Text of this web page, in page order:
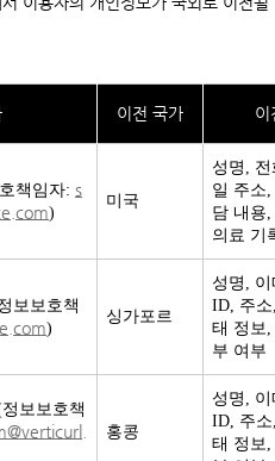
이전 국가 이
책임자: s
)
미국
성명,
일 주소
담 내용
의료 기
보보호책
)
싱가포르
성명,
ID, 주
태 정보
부 여부
보보호책
홍콩
성명,
ID, 주
태 정보